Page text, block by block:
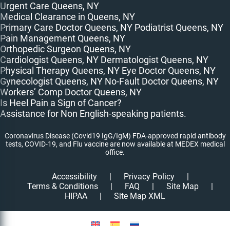
Urgent Care Queens, NY
Medical Clearance in Queens, NY
Primary Care Doctor Queens, NY Podiatrist Queens, NY
Pain Management Queens, NY
Orthopedic Surgeon Queens, NY
Cardiologist Queens, NY Dermatologist Queens, NY
Physical Therapy Queens, NY Eye Doctor Queens, NY
Gynecologist Queens, NY No-Fault Doctor Queens, NY
Workers’ Comp Doctor Queens, NY
Is Heel Pain a Sign of Cancer?
Assistance for Non English-speaking patients.
Coronavirus Disease (Covid19 IgG/IgM) FDA-approved rapid antibody
tests, COVID-19, and Flu vaccine are now available at MEDEX medical
office.
Accessibility | Privacy Policy
|
Terms & Conditions
| FAQ | Site Map
|
HIPAA
| Site Map XML